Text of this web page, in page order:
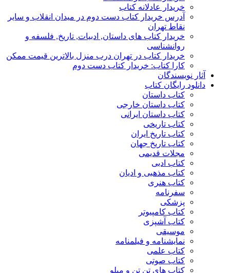
خریدار عادلانه کتاب
آدرس خریدار کتاب دست دوم در میدان انقلاب و سایر
نقاط تهران
خریدار کتاب های داستان, ادبیات, تاریخ, فلسفه و
روانشناسی
خریدار کتاب در تهران درب منزل بالاترین قیمت ممکن
کارا کتاب: خریدار کتاب دست دوم
آثار نویسندگان
دانلود رایگان کتاب
کتاب داستان
کتاب داستان خارجی
کتاب داستان ایرانی
کتاب تاریخی
کتاب تاریخ ایران
کتاب تاریخ جهان
مجلات قدیمی
کتاب ادبی
کتاب مذهبی و ادیان
کتاب هنری
سفرنامه
پزشکی
کتاب کامپیوتر
کتاب آشپزی
موسیقی
نمایشنامه و فیلمنامه
کتاب علمی
کتاب صوتی
کتاب های تن تن و میلو